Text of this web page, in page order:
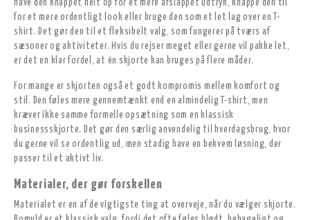
have den knappet helt op for et mere afslappet udtryk, knappe den til
for et mere ordentligt look eller bruge den som et let lag over en T-
shirt. Det gør den til et fleksibelt valg, som fungerer på tværs af
sæsoner og aktiviteter. Hvis du rejser meget eller gerne vil pakke let,
er det en klar fordel, at én skjorte kan bruges på flere måder.
For mange er skjorten også et godt kompromis mellem komfort og
stil. Den føles mere gennemtænkt end en almindelig T-shirt, men
kræver ikke samme formelle opsætning som en klassisk
businessskjorte. Det gør den særlig anvendelig til hverdagsbrug, hvor
du gerne vil se ordentlig ud, men stadig have en bekvem løsning, der
passer til et aktivt liv.
Materialer, der gør forskellen
Materialet er en af de vigtigste ting at overveje, når du vælger skjorte.